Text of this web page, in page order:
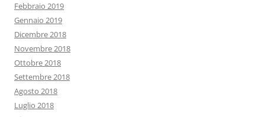
Febbraio 2019
Gennaio 2019
Dicembre 2018
Novembre 2018
Ottobre 2018
Settembre 2018
Agosto 2018
Luglio 2018